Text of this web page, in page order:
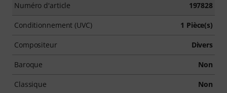
Numéro d'article 197828
Conditionnement (UVC) 1 Pièce(s)
Compositeur Divers
Baroque Non
Classique Non